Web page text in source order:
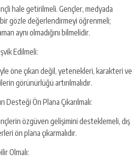
hale getirilmeli. Gençler, medyada
gözle değerlendirmeyi öğrenmeli;
aynı olmadığını bilmelidir.
Edilmeli:
öne çıkan değil, yetenekleri, karakteri ve
görünürlüğü artırılmalıdır.
Desteği Ön Plana Çıkarılmalı:
özgüven gelişimini desteklemeli, dış
ön plana çıkarmalıdır.
Olmalı: